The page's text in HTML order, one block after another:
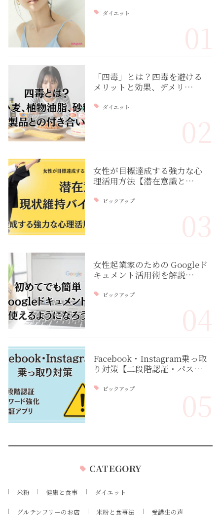
ダイエット
01
「四毒」とは？四毒を避ける
メリットと効果、デメリ…
ダイエット
02
女性が目標達成する強力な心
理活用方法【潜在意識と…
ピックアップ
03
女性起業家のための Googleド
キュメント活用術を解説…
ピックアップ
04
Facebook・Instagram乗っ取
り対策【二段階認証・パス…
ピックアップ 05
CATEGORY
米粉 健康と食事 ダイエット
グルテンフリーのお店 米粉と食事法 受講生の声